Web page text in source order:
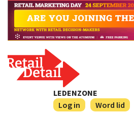
LEDENZONE
Log in
Word lid